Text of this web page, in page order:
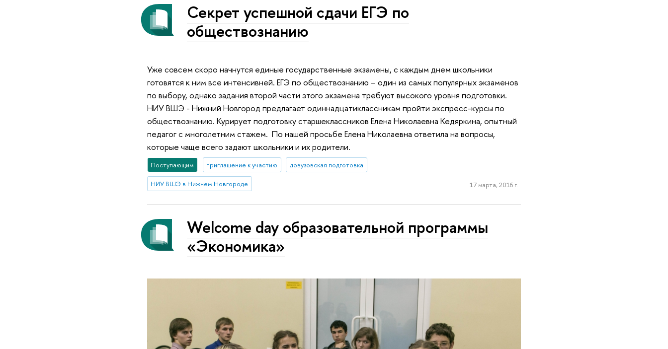
Секрет успешной сдачи ЕГЭ по
обществознанию
Уже совсем скоро начнутся единые государственные экзамены, с каждым днем школьники
готовятся к ним все интенсивней. ЕГЭ по обществознанию – один из самых популярных экзаменов
по выбору, однако задания второй части этого экзамена требуют высокого уровня подготовки.
НИУ ВШЭ - Нижний Новгород предлагает одиннадцатиклассникам пройти экспресс-курсы по
обществознанию. Курирует подготовку старшеклассников Елена Николаевна Кедяркина, опытный
педагог с многолетним стажем. По нашей просьбе Елена Николаевна ответила на вопросы,
которые чаще всего задают школьники и их родители.
Поступающим приглашение к участию довузовская подготовка
НИУ ВШЭ в Нижнем Новгороде 17 марта, 2016 г.
Welcome day образовательной программы
«Экономика»